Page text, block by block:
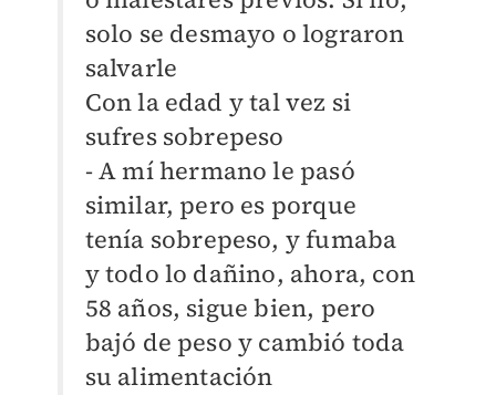
solo se desmayo o lograron
salvarle
Con la edad y tal vez si
sufres sobrepeso
- A mí hermano le pasó
similar, pero es porque
tenía sobrepeso, y fumaba
y todo lo dañino, ahora, con
58 años, sigue bien, pero
bajó de peso y cambió toda
su alimentación